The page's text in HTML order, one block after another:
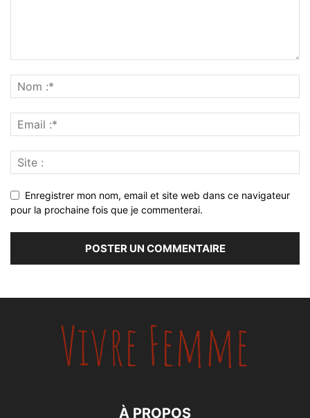
Enregistrer mon nom, email et site web dans ce navigateur
pour la prochaine fois que je commenterai.
À PROPOS